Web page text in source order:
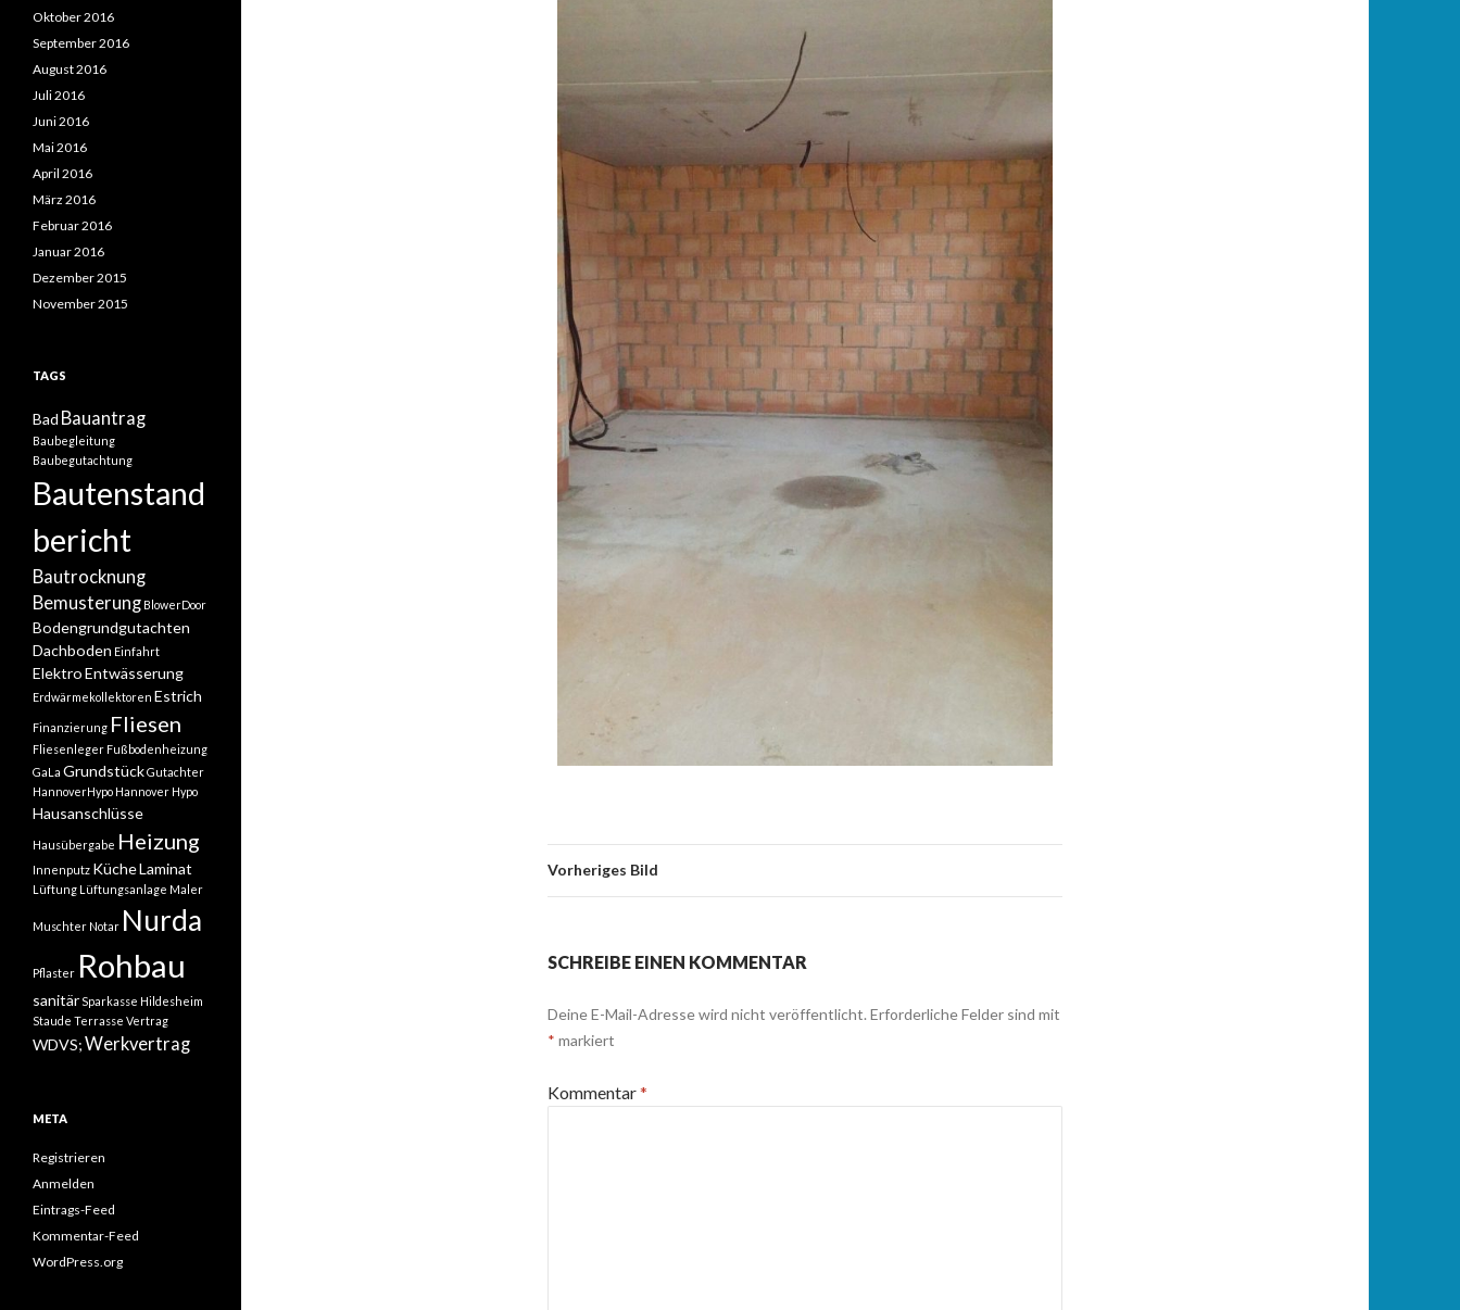
Vorheriges Bild
SCHREIBE EINEN KOMMENTAR
Deine E-Mail-Adresse wird nicht veröffentlicht. Erforderliche Felder sind mit
* markiert
Kommentar*
Oktober 2016
September 2016
August 2016
Juli 2016
Juni 2016
Mai 2016
April 2016
März 2016
Februar 2016
Januar 2016
Dezember 2015
November 2015
TAGS
Bad Bauantrag
Baubegleitung
Baubegutachtung
Bautenstand
bericht
Bautrocknung
Bemusterung BlowerDoor
Bodengrundgutachten
Dachboden Einfahrt
ElektroEntwässerung
Erdwärmekollektoren Estrich
Finanzierung Fliesen
Fliesenleger Fußbodenheizung
GaLa GrundstückGutachter
HannoverHypo Hannover Hypo
Hausanschlüsse
Hausübergabe Heizung
Innenputz KücheLaminat
Lüftung Lüftungsanlage Maler
Muschter Notar Nurda
Pflaster Rohbau
sanitär Sparkasse Hildesheim
Staude Terrasse Vertrag
WDVS;Werkvertrag
META
Registrieren
Anmelden
Eintrags-Feed
Kommentar-Feed
WordPress.org